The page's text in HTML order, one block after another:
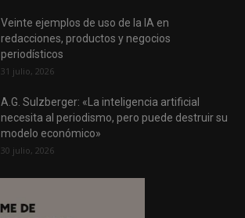
Veinte ejemplos de uso de la IA en
redacciones, productos y negocios
periodísticos
31 julio, 2026
A.G. Sulzberger: «La inteligencia artificial
necesita al periodismo, pero puede destruir su
modelo económico»
30 julio, 2026